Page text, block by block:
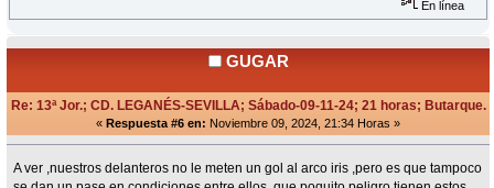
En línea
GUGAR
Re: 13ª Jor.; CD. LEGANÉS-SEVILLA; Sábado-09-11-24; 21 horas; Butarque.
« Respuesta #6 en: Noviembre 09, 2024, 21:34 Horas »
A ver ,nuestros delanteros no le meten un gol al arco iris ,pero es que tampoco